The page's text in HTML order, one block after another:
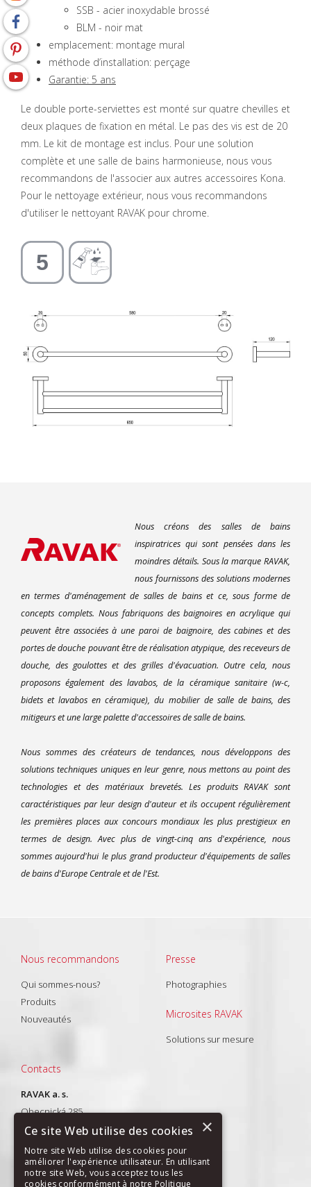
SSB - acier inoxydable brossé
BLM - noir mat
emplacement: montage mural
méthode d’installation: perçage
Garantie: 5 ans
Le double porte-serviettes est monté sur quatre chevilles et
deux plaques de fixation en métal. Le pas des vis est de 20
mm. Le kit de montage est inclus. Pour une solution
complète et une salle de bains harmonieuse, nous vous
recommandons de l'associer aux autres accessoires Kona.
Pour le nettoyage extérieur, nous vous recommandons
d'utiliser le nettoyant RAVAK pour chrome.
Nous créons des salles de bains
inspiratrices qui sont pensées dans les
moindres détails. Sous la marque RAVAK,
nous fournissons des solutions modernes
en termes d'aménagement de salles de bains et ce, sous forme de
concepts complets. Nous fabriquons des baignoires en acrylique qui
peuvent être associées à une paroi de baignoire, des cabines et des
portes de douche pouvant être de réalisation atypique, des receveurs de
douche, des goulottes et des grilles d'évacuation. Outre cela, nous
proposons également des lavabos, de la céramique sanitaire (w-c,
bidets et lavabos en céramique), du mobilier de salle de bains, des
mitigeurs et une large palette d'accessoires de salle de bains.
Nous sommes des créateurs de tendances, nous développons des
solutions techniques uniques en leur genre, nous mettons au point des
technologies et des matériaux brevetés. Les produits RAVAK sont
caractéristiques par leur design d'auteur et ils occupent régulièrement
les premières places aux concours mondiaux les plus prestigieux en
termes de design. Avec plus de vingt-cinq ans d'expérience, nous
sommes aujourd'hui le plus grand producteur d'équipements de salles
de bains d'Europe Centrale et de l'Est.
Nous recommandons
Qui sommes-nous?
Produits
Nouveautés
Presse
Photographies
Microsites RAVAK
Solutions sur mesure
Contacts
RAVAK a. s.
Obecnická 285
261 01 Příbram I
T: +420 318 427 288
E-mail:export@ravak.com
×
Ce site Web utilise des cookies
Notre site Web utilise des cookies pour
améliorer l'expérience utilisateur. En utilisant
notre site Web, vous acceptez tous les
cookies conformément à notre Politique